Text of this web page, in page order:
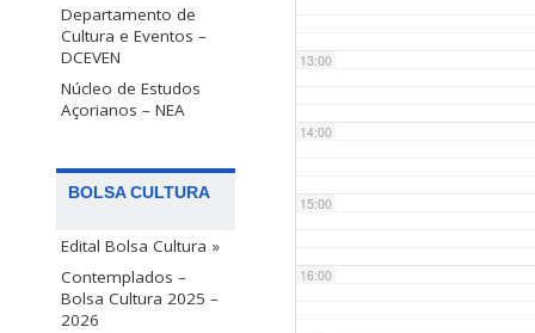
Departamento de
Cultura e Eventos –
DCEVEN
Núcleo de Estudos
Açorianos – NEA
BOLSA CULTURA
Edital Bolsa Cultura »
Contemplados –
Bolsa Cultura 2025 –
2026
13:00
14:00
15:00
16:00